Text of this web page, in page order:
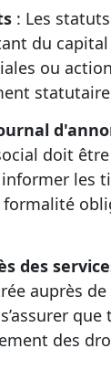
: Les
du
ou
doit
les
formalité
des
auprès
des